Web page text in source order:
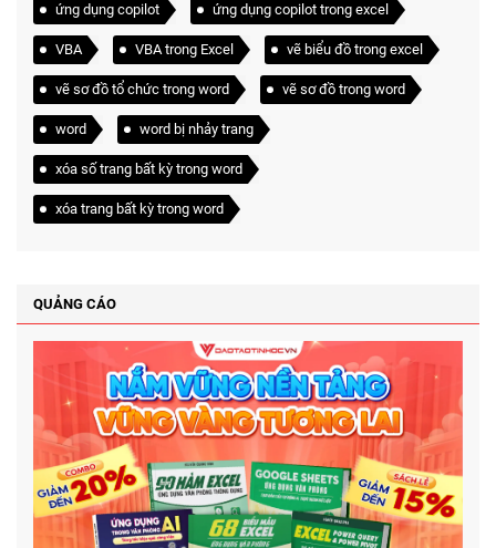
ứng dụng copilot ứng dụng copilot trong excel
VBA VBA trong Excel vẽ biểu đồ trong excel
vẽ sơ đồ tổ chức trong word vẽ sơ đồ trong word
word word bị nhảy trang
xóa số trang bất kỳ trong word
xóa trang bất kỳ trong word
QUẢNG CÁO